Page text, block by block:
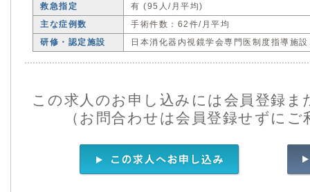
救急指定
有 (95人/月平均)
主な症例数
手術件数：62件/月平均
研修・認定施設
日本消化器内視鏡学会専門医制度指導施
この求人のお申し込みには会員登録
（お問合わせは会員登録せずに